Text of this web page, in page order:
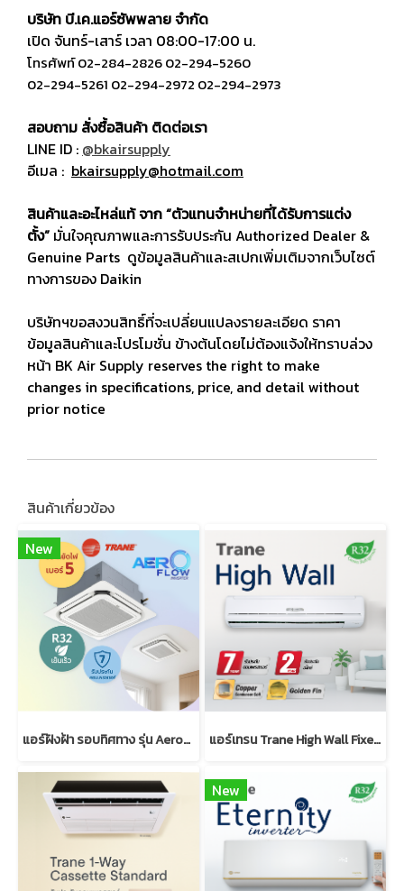
บริษัท บี.เค.แอร์ซัพพลาย จำกัด
เปิด จันทร์-เสาร์ เวลา 08:00-17:00 น.
โทรศัพท์02-284-282602-294-5260
02-294-5261 02-294-2972 02-294-2973
สอบถาม สั่งซื้อสินค้า ติดต่อเรา
LINE ID : @bkairsupply
อีเมล : bkairsupply@hotmail.com
สินค้าและอะไหล่แท้ จาก “ตัวแทนจำหน่ายที่ได้รับการแต่ง
ตั้ง” มั่นใจคุณภาพและการรับประกัน Authorized Dealer &
Genuine Parts ดูข้อมูลสินค้าและสเปกเพิ่มเติมจากเว็บไซต์
ทางการของ Daikin
บริษัทฯขอสงวนสิทธิ์ที่จะเปลี่ยนแปลงรายละเอียด ราคา
ข้อมูลสินค้าและโปรโมชั่น ข้างต้นโดยไม่ต้องแจ้งให้ทราบล่วง
หน้า BK Air Supply reserves the right to make
changes in specifications, price, and detail without
prior notice
สินค้าเกี่ยวข้อง
New
แอร์ฝังฝ้า รอบทิศทาง รุ่น AeroFlow Inverter | Trane Cassette แอร์เทรน Trane High Wall Fixed Speed แบบติดผนัง R32
New